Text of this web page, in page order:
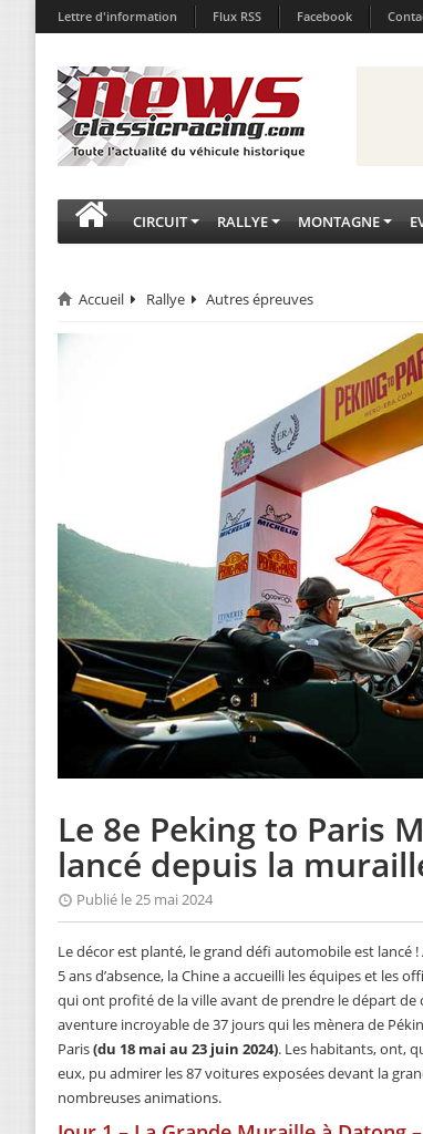
Lettre d'information Flux RSS Facebook
CIRCUIT RALLYE MONTAGNE
Accueil Rallye Autres épreuves
Le 8e Peking to Paris
lancé depuis la
Publié le 25 mai 2024
Le décor est planté, le grand défi automobile est lancé !
5 ans d’absence, la Chine a accueilli les équipes et les
qui ont profité de la ville avant de prendre le départ de
aventure incroyable de 37 jours qui les mènera de
Paris(du 18 mai au 23 juin 2024). Les habitants, ont,
eux, pu admirer les 87 voitures exposées devant la
nombreuses animations.